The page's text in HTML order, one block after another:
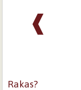
❰
Rakas?